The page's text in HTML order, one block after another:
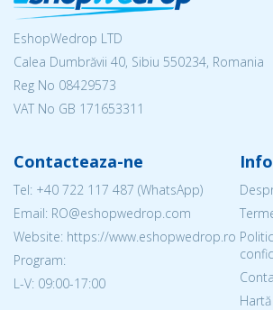
EshopWedrop LTD
Calea Dumbrăvii 40, Sibiu 550234, Romania
Reg No 08429573
VAT No GB 171653311
Contacteaza-ne
Tel: +40 722 117 487 (WhatsApp)
Email: RO@eshopwedrop.com
Website: https://www.eshopwedrop.ro
Program:
L-V: 09:00-17:00
Info